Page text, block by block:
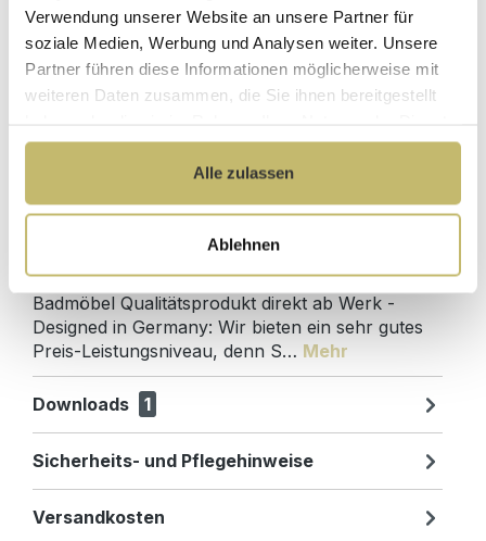
Verwendung unserer Website an unsere Partner für
soziale Medien, Werbung und Analysen weiter. Unsere
Partner führen diese Informationen möglicherweise mit
weiteren Daten zusammen, die Sie ihnen bereitgestellt
gesammelt haben.
Alle zulassen
Ablehnen
129,80 €*
In den Warenkorb
Produktdetails
Badmöbel Qualitätsprodukt direkt ab Werk -
Designed in Germany: Wir bieten ein sehr gutes
Preis-Leistungsniveau, denn S… Mehr
Downloads 1
Sicherheits- und Pflegehinweise
Versandkosten